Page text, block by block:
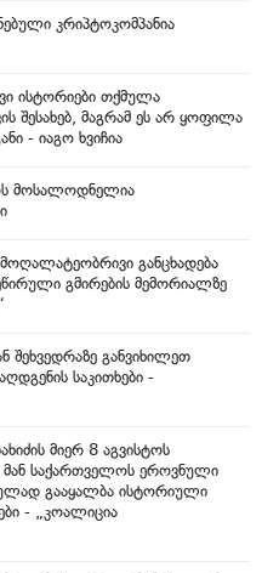
კრიპტოკომპანია
ისტორიები თქმულა
შესახებ, მაგრამ ეს არ ყოფილა
- იაგო ხვიჩია
მოსალოდნელია
განცხადება
გმირების მემორიალზე
შეხვედრაზე განვიხილეთ
საკითხები -
მიერ 8 აგვისტოს
საქართველოს ეროვნული
გააყალბა ისტორიული
- „კოალიცია